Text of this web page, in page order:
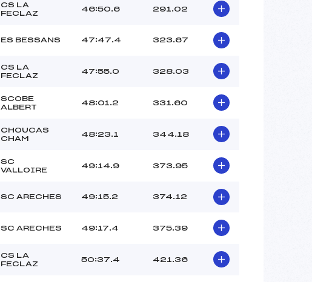
CS LA
FECLAZ
46:50.6 291.02
ES BESSANS 47:47.4 323.67
CS LA
FECLAZ
47:55.0 328.03
SCOBE
ALBERT
48:01.2 331.60
CHOUCAS
CHAM
48:23.1 344.18
SC
VALLOIRE
49:14.9 373.95
SC ARECHES 49:15.2 374.12
SC ARECHES 49:17.4 375.39
CS LA
FECLAZ
50:37.4 421.36